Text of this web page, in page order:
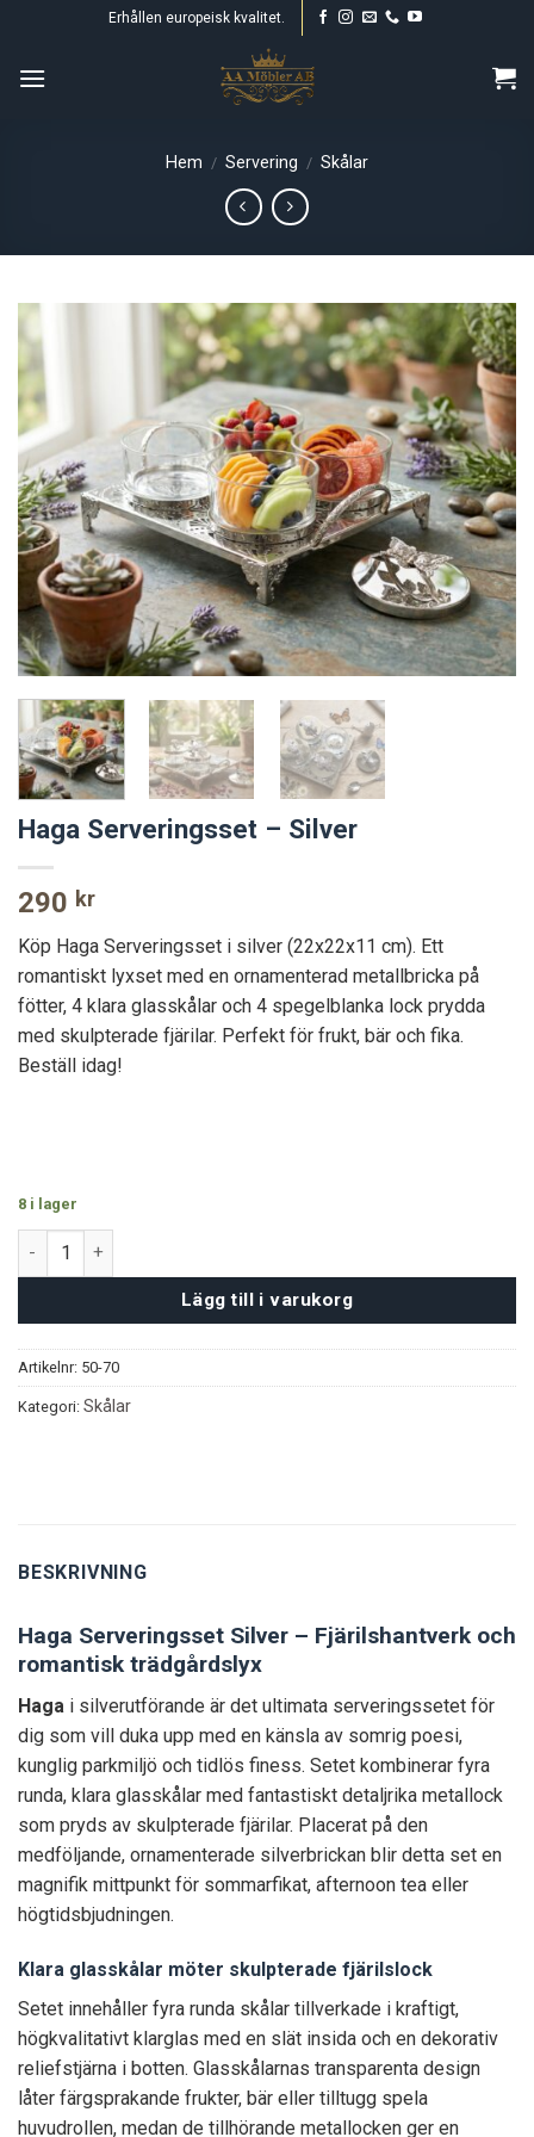
content
Erhållen europeisk kvalitet.
Hem / Servering / Skålar
Haga Serveringsset – Silver
290 kr
Köp Haga Serveringsset i silver (22x22x11 cm). Ett
romantiskt lyxset med en ornamenterad metallbricka på
fötter, 4 klara glasskålar och 4 spegelblanka lock prydda
med skulpterade fjärilar. Perfekt för frukt, bär och fika.
Beställ idag!
8 i lager
Haga Serveringsset - Silver mängd
Lägg till i varukorg
Artikelnr: 50-70
Kategori: Skålar
BESKRIVNING
Haga Serveringsset Silver – Fjärilshantverk och
romantisk trädgårdslyx
Haga i silverutförande är det ultimata serveringssetet för
dig som vill duka upp med en känsla av somrig poesi,
kunglig parkmiljö och tidlös finess. Setet kombinerar fyra
runda, klara glasskålar med fantastiskt detaljrika metallock
som pryds av skulpterade fjärilar. Placerat på den
medföljande, ornamenterade silverbrickan blir detta set en
magnifik mittpunkt för sommarfikat, afternoon tea eller
högtidsbjudningen.
Klara glasskålar möter skulpterade fjärilslock
Setet innehåller fyra runda skålar tillverkade i kraftigt,
högkvalitativt klarglas med en slät insida och en dekorativ
reliefstjärna i botten. Glasskålarnas transparenta design
låter färgsprakande frukter, bär eller tilltugg spela
huvudrollen, medan de tillhörande metallocken ger en